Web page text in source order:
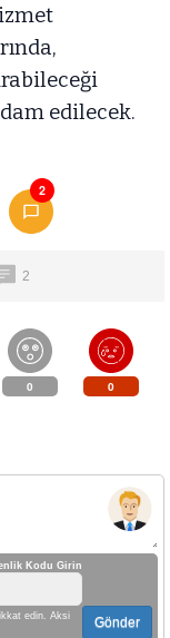
edilecek.
2
2
0 0
Kodu Girin
edin. Aksi
Gönder